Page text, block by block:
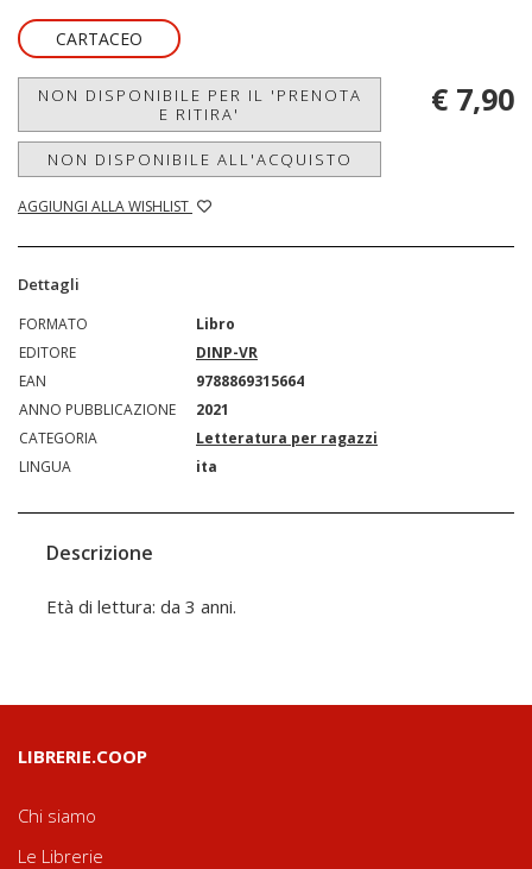
CARTACEO
NON DISPONIBILE PER IL 'PRENOTA
E RITIRA'
NON DISPONIBILE ALL'ACQUISTO
AGGIUNGI ALLA WISHLIST
€ 7,90
Dettagli
FORMATO
Libro
EDITORE
DINP-VR
EAN
9788869315664
ANNO PUBBLICAZIONE
2021
CATEGORIA
Letteratura per ragazzi
LINGUA
ita
Descrizione
Età di lettura: da 3 anni.
LIBRERIE.COOP
Chi siamo
Le Librerie